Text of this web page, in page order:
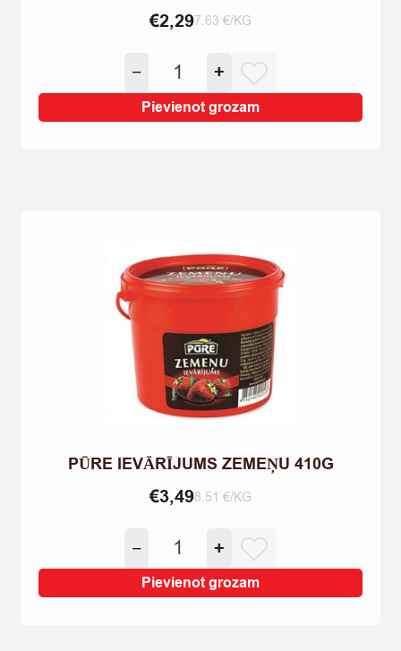
€2,297.63 €/KG
−
ANANĀSU
RIŅĶI
VIEGLĀ
SĪRUPĀ
+
Pievienot grozam
PŪRE IEVĀRĪJUMS ZEMEŅU 410G
€3,498.51 €/KG
−
PŪRE
IEVĀRĪJUMS
ZEMEŅU
410G
+
Pievienot grozam